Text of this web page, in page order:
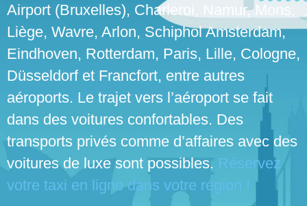
Airport (Bruxelles), Charleroi, Namur, Mons,
Liège, Wavre, Arlon, Schiphol Amsterdam,
Eindhoven, Rotterdam, Paris, Lille, Cologne,
Düsseldorf et Francfort, entre autres
aéroports. Le trajet vers l’aéroport se fait
dans des voitures confortables. Des
transports privés comme d’affaires avec des
voitures de luxe sont possibles. Réservez
votre taxi en ligne dans votre région !